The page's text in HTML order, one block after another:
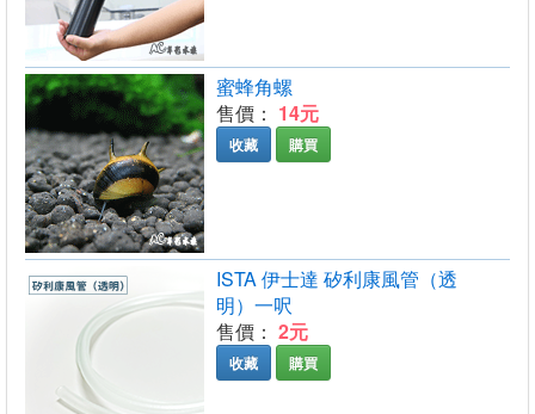
蜜蜂角螺
售價： 14元
收藏 購買
ISTA 伊士達 矽利康風管（透
明）一呎
售價： 2元
收藏 購買